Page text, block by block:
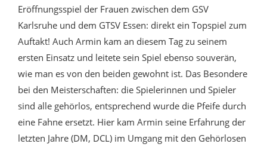
Eröffnungsspiel der Frauen zwischen dem GSV
Karlsruhe und dem GTSV Essen: direkt ein Topspiel zum
Auftakt! Auch Armin kam an diesem Tag zu seinem
ersten Einsatz und leitete sein Spiel ebenso souverän,
wie man es von den beiden gewohnt ist. Das Besondere
bei den Meisterschaften: die Spielerinnen und Spieler
sind alle gehörlos, entsprechend wurde die Pfeife durch
eine Fahne ersetzt. Hier kam Armin seine Erfahrung der
letzten Jahre (DM, DCL) im Umgang mit den Gehörlosen